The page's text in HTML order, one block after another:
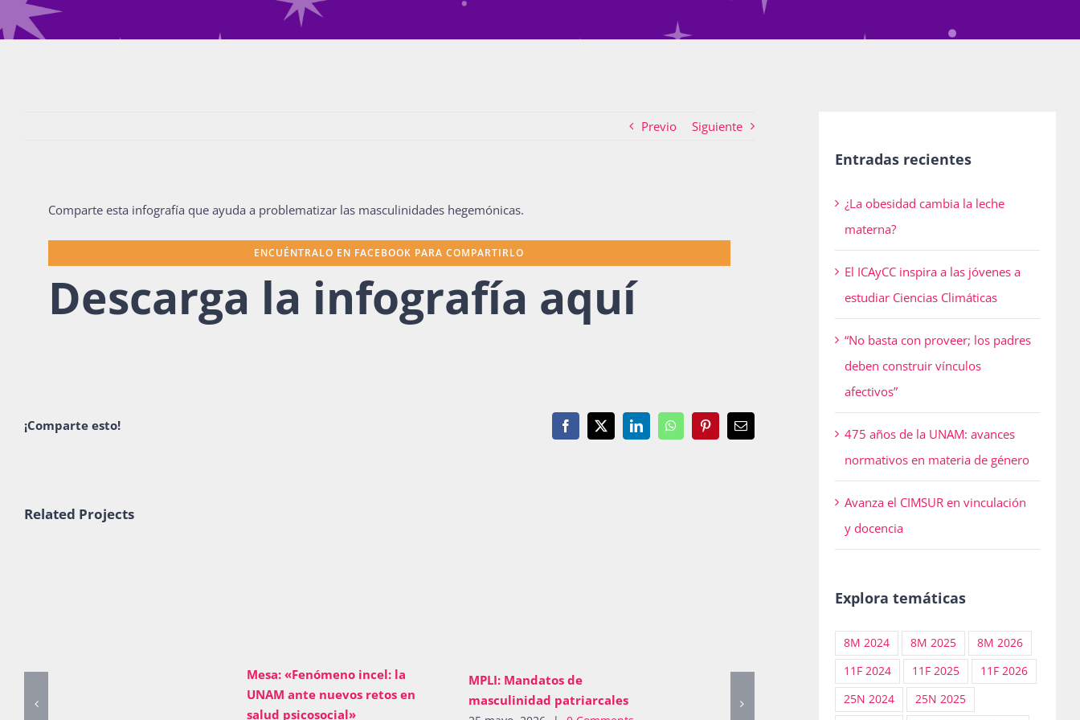
Previo Siguiente
Comparte esta infografía que ayuda a problematizar las masculinidades hegemónicas.
ENCUÉNTRALO EN FACEBOOK PARA COMPARTIRLO
Descarga la infografía aquí
¡Comparte esto! Facebook
X LinkedInWhatsAppPinterestEmail
Related Projects
Mesa: «Fenómeno incel: la
UNAM ante nuevos retos en
salud psicosocial»
MPLI: Mandatos de
masculinidad patriarcales
Entradas recientes
¿La obesidad cambia la leche
materna?
El ICAyCC inspira a las jóvenes a
estudiar Ciencias Climáticas
“No basta con proveer; los padres
deben construir vínculos
afectivos”
475 años de la UNAM: avances
normativos en materia de género
Avanza el CIMSUR en vinculación
y docencia
Explora temáticas
8M 2024 8M 2025
8M 2026
11F 2024
11F 2025
11F 2026
25N 2024
25N 2025